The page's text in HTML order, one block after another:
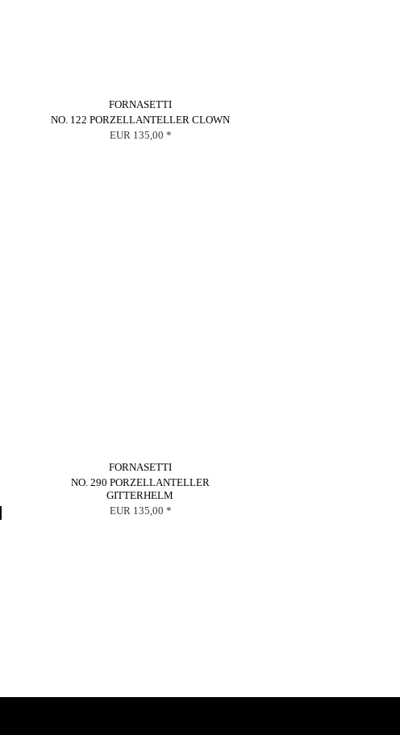
FORNASETTI
NO. 122 PORZELLANTELLER CLOWN
EUR 135,00 *
FORNASETTI
NO. 290 PORZELLANTELLER
GITTERHELM
EUR 135,00 *